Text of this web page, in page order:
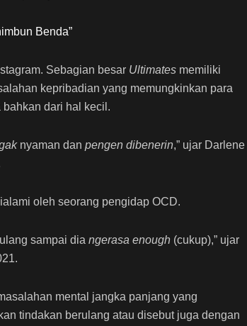
Benda”
Sebagian besar Ultimates memiliki
kepribadian yang memungkinkan para
dari hal kecil.
nyaman dan pengen dibenerin,” ujar Darlene
oleh seorang pengidap OCD.
sampai dia ngerasa enough (cukup),” ujar
mental jangka panjang yang
tindakan berulang atau disebut juga dengan